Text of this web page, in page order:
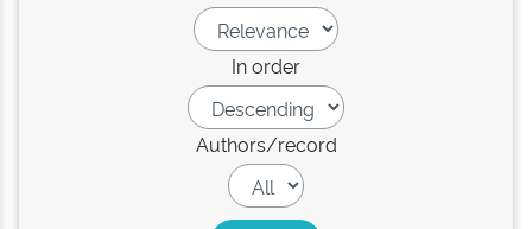
In order
Authors/record